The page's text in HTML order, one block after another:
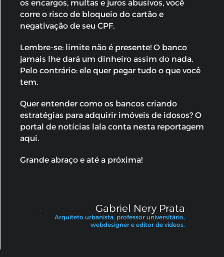
os encargos, multas e juros abusivos, você
corre o risco de bloqueio do cartão e
negativação de seu CPF.
Lembre-se: limite não é presente! O banco
jamais lhe dará um dinheiro assim do nada.
Pelo contrário: ele quer pegar tudo o que você
tem.
Quer entender como os bancos criando
estratégias para adquirir imóveis de idosos? O
portal de notícias lala conta nesta reportagem
aqui.
Grande abraço e até a próxima!
Gabriel Nery Prata
Arquiteto urbanista, professor universitário,
webdesigner e editor de vídeos.